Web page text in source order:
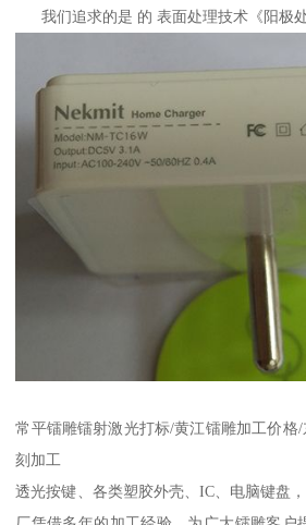
我们追求的是 的 表面处理技术《阳极处
常平镭雕镭射激光打标/黄江镭雕加工价格
刻加工
透光按键、各类塑胶外壳、IC、电脑键盘